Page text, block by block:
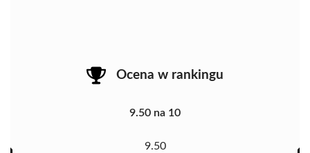
Ocena w rankingu
9.50 na 10
9.50